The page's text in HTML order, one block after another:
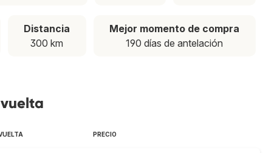
Distancia
300 km
Mejor momento de compra
190 días de antelación
PRECIO